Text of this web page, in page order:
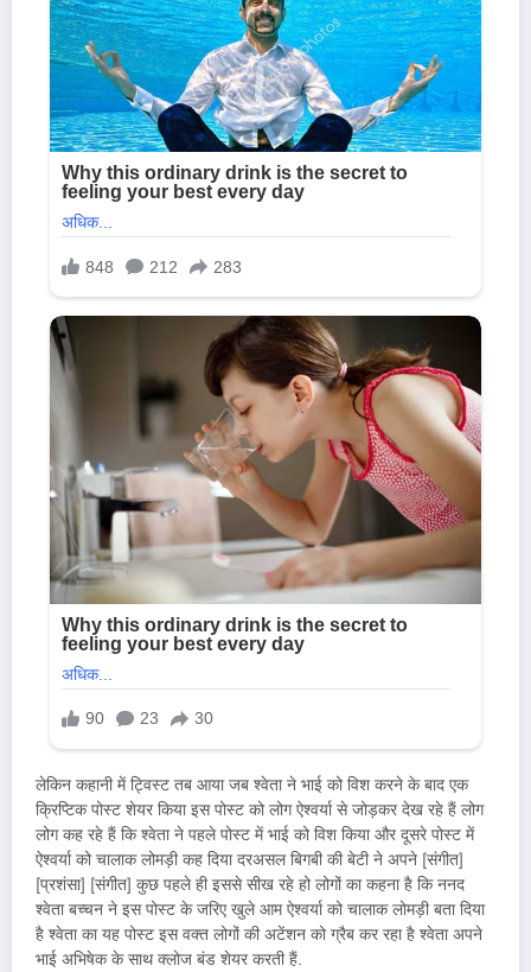
लेकिन कहानी में ट्विस्ट तब आया जब श्वेता ने भाई को विश करने के बाद एक
क्रिप्टिक पोस्ट शेयर किया इस पोस्ट को लोग ऐश्वर्या से जोड़कर देख रहे हैं लोग
लोग कह रहे हैं कि श्वेता ने पहले पोस्ट में भाई को विश किया और दूसरे पोस्ट में
ऐश्वर्या को चालाक लोमड़ी कह दिया दरअसल बिगबी की बेटी ने अपने [संगीत]
[प्रशंसा] [संगीत] कुछ पहले ही इससे सीख रहे हो लोगों का कहना है कि ननद
श्वेता बच्चन ने इस पोस्ट के जरिए खुले आम ऐश्वर्या को चालाक लोमड़ी बता दिया
है श्वेता का यह पोस्ट इस वक्त लोगों की अटेंशन को ग्रैब कर रहा है श्वेता अपने
भाई अभिषेक के साथ क्लोज बंड शेयर करती हैं.